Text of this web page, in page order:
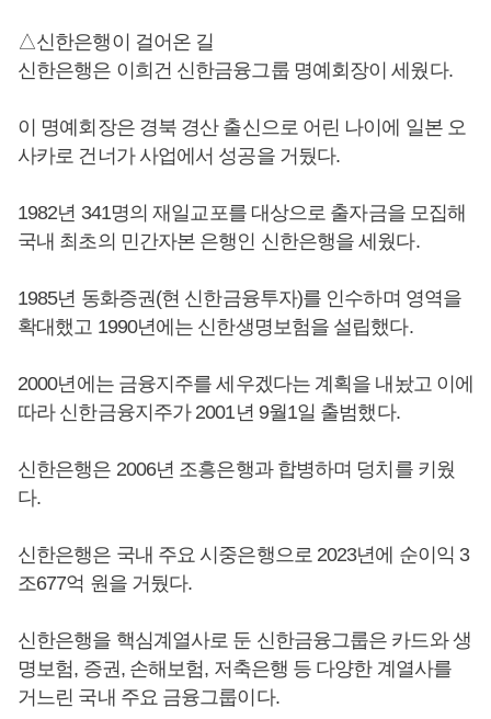
△신한은행이 걸어온 길
신한은행은 이희건 신한금융그룹 명예회장이 세웠다.
이 명예회장은 경북 경산 출신으로 어린 나이에 일본 오
사카로 건너가 사업에서 성공을 거뒀다.
1982년 341명의 재일교포를 대상으로 출자금을 모집해
국내 최초의 민간자본 은행인 신한은행을 세웠다.
1985년 동화증권(현 신한금융투자)를 인수하며 영역을
확대했고 1990년에는 신한생명보험을 설립했다.
2000년에는 금융지주를 세우겠다는 계획을 내놨고 이에
따라 신한금융지주가 2001년 9월1일 출범했다.
신한은행은 2006년 조흥은행과 합병하며 덩치를 키웠
다.
신한은행은 국내 주요 시중은행으로 2023년에 순이익 3
조677억 원을 거뒀다.
신한은행을 핵심계열사로 둔 신한금융그룹은 카드와 생
명보험, 증권, 손해보험, 저축은행 등 다양한 계열사를
거느린 국내 주요 금융그룹이다.